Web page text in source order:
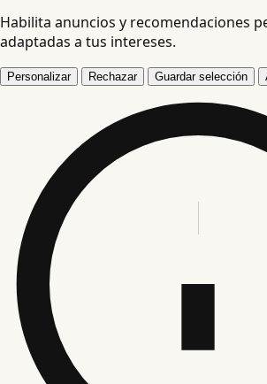
Habilita anuncios y recomendaciones
adaptadas a tus intereses.
Personalizar Rechazar Guardar selección